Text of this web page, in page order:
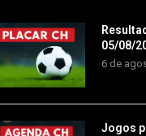
05/08/
6 de
Jogos